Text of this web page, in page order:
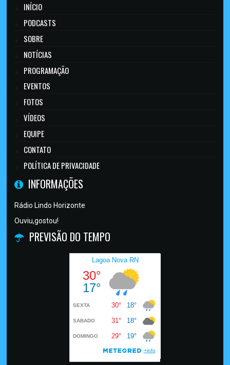
INÍCIO
PODCASTS
SOBRE
NOTÍCIAS
PROGRAMAÇÃO
EVENTOS
FOTOS
VÍDEOS
EQUIPE
CONTATO
POLÍTICA DE PRIVACIDADE
INFORMAÇÕES
Rádio Lindo Horizonte
Ouviu,gostou!
PREVISÃO DO TEMPO